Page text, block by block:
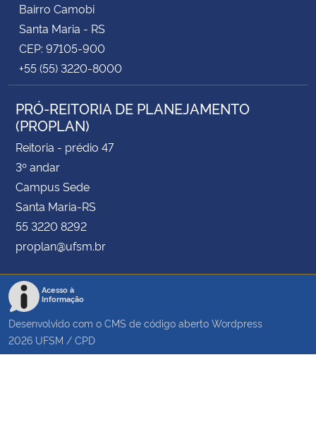
Bairro Camobi
Santa Maria - RS
CEP: 97105-900
+55 (55) 3220-8000
PRÓ-REITORIA DE PLANEJAMENTO
(PROPLAN)
Reitoria - prédio 47
3º andar
Campus Sede
Santa Maria-RS
55 3220 8292
proplan@ufsm.br
Acesso à
Informação
Desenvolvido com o CMS de código aberto Wordpress
2026 UFSM / CPD